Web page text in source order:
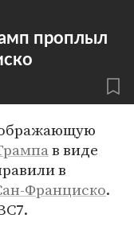
проплыл
в виде
в
Франциско.